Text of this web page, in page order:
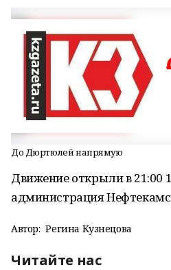
До Дюртюлей напрямую
Движение открыли в 21:00
администрация
Автор: Регина Кузнецова
Читайте нас